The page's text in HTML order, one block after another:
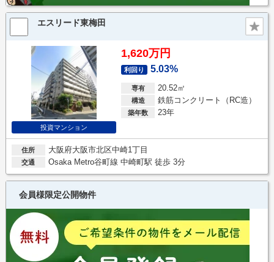
エスリード東梅田
投資マンション
1,620万円
利回り 5.03%
専有 20.52㎡
構造 鉄筋コンクリート（RC造）
築年数 23年
住所 大阪府大阪市北区中崎1丁目
交通 Osaka Metro谷町線 中崎町駅 徒歩 3分
会員様限定公開物件